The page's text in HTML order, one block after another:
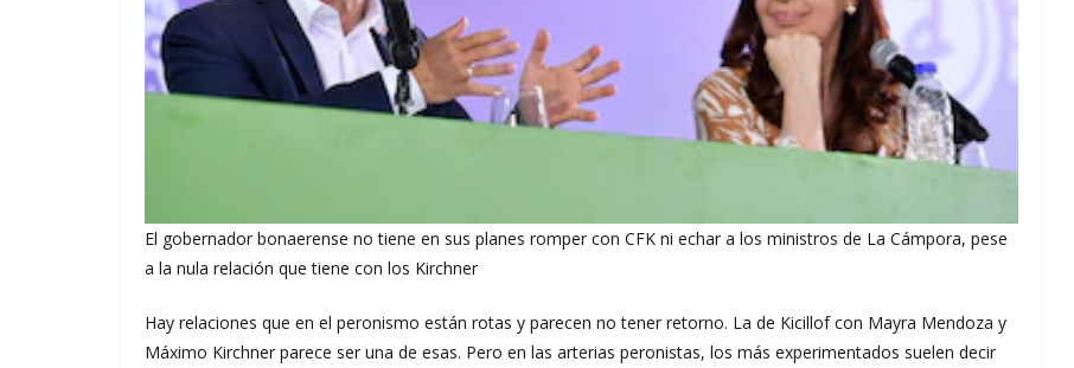
El gobernador bonaerense no tiene en sus planes romper con CFK ni echar a los ministros de La Cámpora, pese
a la nula relación que tiene con los Kirchner
Hay relaciones que en el peronismo están rotas y parecen no tener retorno. La de Kicillof con Mayra Mendoza y
Máximo Kirchner parece ser una de esas. Pero en las arterias peronistas, los más experimentados suelen decir